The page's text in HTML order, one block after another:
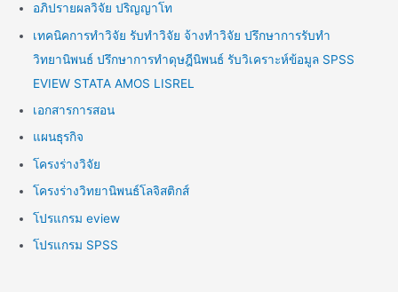
อภิปรายผลวิจัย ปริญญาโท
เทคนิคการทำวิจัย รับทำวิจัย จ้างทำวิจัย ปรึกษาการรับทำ
วิทยานิพนธ์ ปรึกษาการทำดุษฎีนิพนธ์ รับวิเคราะห์ข้อมูล SPSS
EVIEW STATA AMOS LISREL
เอกสารการสอน
แผนธุรกิจ
โครงร่างวิจัย
โครงร่างวิทยานิพนธ์โลจิสติกส์
โปรแกรม eview
โปรแกรม SPSS